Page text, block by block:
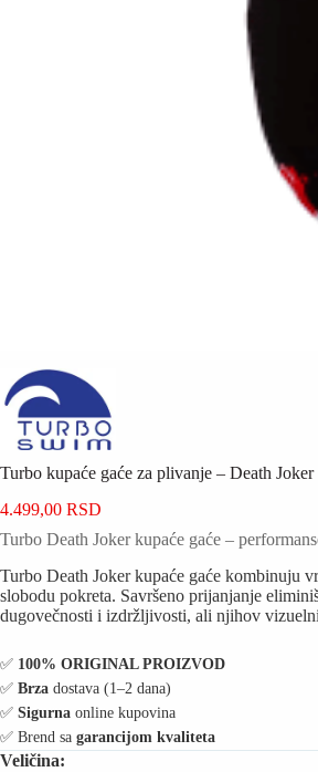
Turbo kupaće gaće za plivanje – Death Joker
4.499,00 RSD
Turbo Death Joker kupaće gaće –
Turbo Death Joker kupaće gaće kombinuju
slobodu pokreta. Savršeno prijanjanje
dugovečnosti i izdržljivosti, ali njihov
✅️ 100% ORIGINAL PROIZVOD
✅️ Brza dostava (1–2 dana)
✅️ Sigurna online kupovina
✅️ Brend sa garancijom kvaliteta